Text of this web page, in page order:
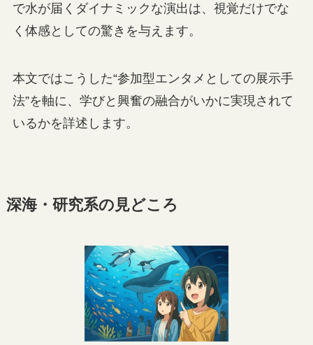
で水が届くダイナミックな演出は、視覚だけでな
く体感としての驚きを与えます。
本文ではこうした“参加型エンタメとしての展示手
法”を軸に、学びと興奮の融合がいかに実現されて
いるかを詳述します。
深海・研究系の見どころ